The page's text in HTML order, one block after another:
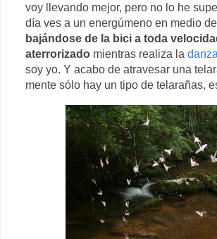
voy llevando mejor, pero no lo he
día ves a un energúmeno en medio
bajándose de la bici a toda
aterrorizadomientras realiza la
soy yo. Y acabo de atravesar una
mente sólo hay un tipo de telarañas,